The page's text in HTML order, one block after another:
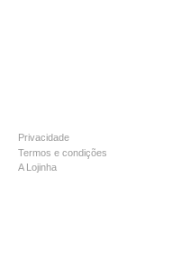
Privacidade
Termos e condições
A Lojinha